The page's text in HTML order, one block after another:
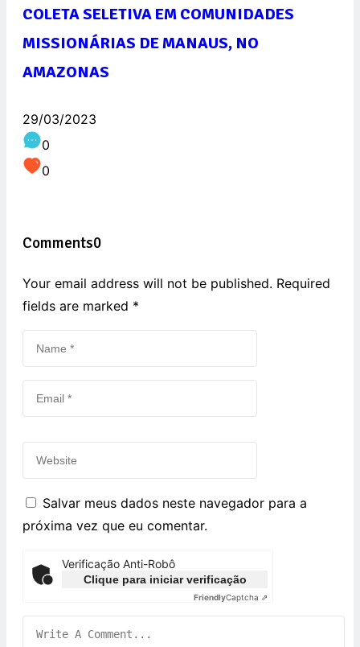
COLETA SELETIVA EM COMUNIDADES
MISSIONÁRIAS DE MANAUS, NO
AMAZONAS
29/03/2023
0
0
Comments0
Your email address will not be published. Required
fields are marked *
Salvar meus dados neste navegador para a
próxima vez que eu comentar.
Verificação Anti-Robô
Clique para iniciar verificação
FriendlyCaptcha ⇗